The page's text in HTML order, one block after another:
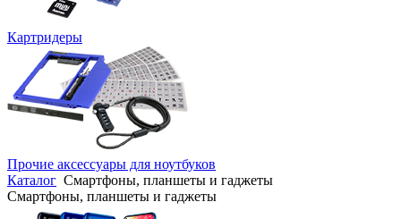
Картридеры
Прочие аксессуары для ноутбуков
Каталог Смартфоны, планшеты и гаджеты
Смартфоны, планшеты и гаджеты